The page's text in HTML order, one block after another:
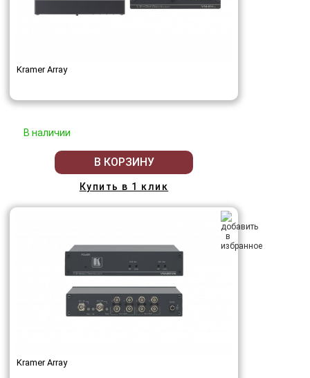
Kramer Array
В наличии
В КОРЗИНУ
Купить в 1 клик
Kramer Array